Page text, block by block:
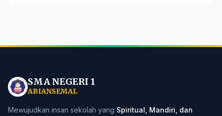
SMA NEGERI 1
ABIANSEMAL
Mewujudkan insan sekolah yang Spiritual, Mandiri, dan